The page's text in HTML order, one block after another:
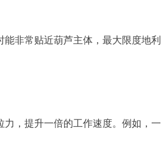
非常贴近葫芦主体，最大限度地
，提升一倍的工作速度。例如，